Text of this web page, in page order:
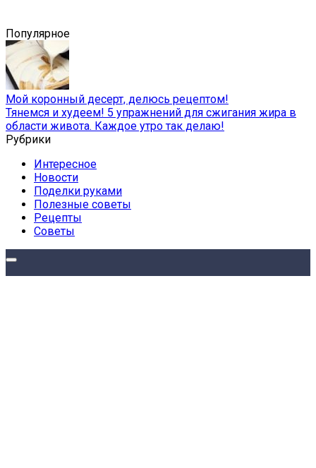
Популярное
Мой коронный десерт, делюсь рецептом!
Тянемся и худеем! 5 упражнений для сжигания жира в
области живота. Каждое утро так делаю!
Рубрики
Интересное
Новости
Поделки руками
Полезные советы
Рецепты
Советы